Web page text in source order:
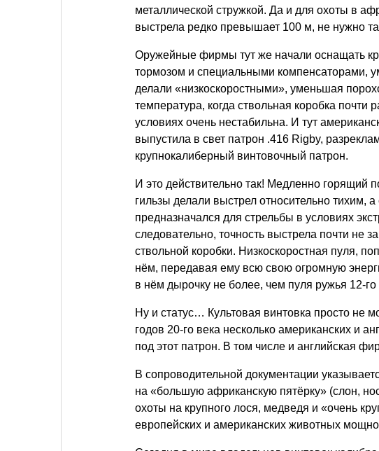
металлической стружкой. Да и для охоты в
выстрела редко превышает 100 м, не нужно
Оружейные фирмы тут же начали оснащать
тормозом и специальными компенсаторами,
делали «низкоскоростными», уменьшая
температура, когда ствольная коробка почти
условиях очень нестабильна. И тут
выпустила в свет патрон .416 Rigby,
крупнокалиберный винтовочный патрон.
И это действительно так! Медленно горящий
гильзы делали выстрел относительно тихим,
предназначался для стрельбы в условиях
следовательно, точность выстрела почти не
ствольной коробки. Низкоскоростная пуля,
нём, передавая ему всю свою огромную
в нём дырочку не более, чем пуля ружья 12-го
Ну и статус… Культовая винтовка просто не
годов 20-го века несколько американских и
под этот патрон. В том числе и английская
В сопроводительной документации
на «большую африканскую пятёрку» (слон,
охоты на крупного лося, медведя и «очень
европейских и американских животных